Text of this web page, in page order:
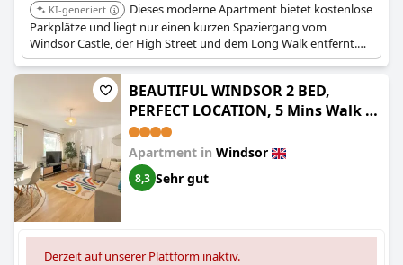
KI-generiert
Dieses moderne Apartment bietet kostenlose
Parkplätze und liegt nur einen kurzen Spaziergang vom
Windsor Castle, der High Street und dem Long Walk entfernt.
Dies bietet hervorragende Bequemlichkeit für die Erkundung
der wichtigsten Attraktionen der Stadt.
BEAUTIFUL WINDSOR 2 BED,
PERFECT LOCATION, 5 Mins Walk to
Centre, Free Parking, Legoland,
Ascot
Apartment in Windsor
8,3 Sehr gut
Derzeit auf unserer Plattform inaktiv.